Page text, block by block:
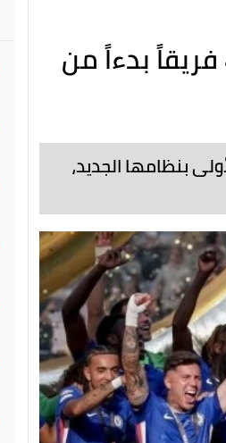
الفيفا يدرس رفع عدد أندية مونديال الأندية إلى 48 فريقاً بدءاً من
بنظامها الجديد،